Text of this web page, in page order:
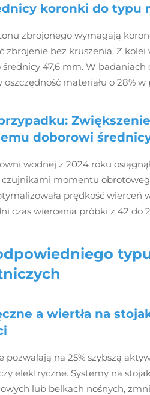
koronki do typu
zbrojonego wymagają
zbrojenie bez kruszenia. Z
średnicy 47,6 mm. W
oszczędność materiału o 28%
doborowi
wodnej z 2024 roku
momentu
prędkość
czas wiercenia próbki z 42
a wiertła na
pozwalają na 25% szybszą
elektryczne. Systemy na
lub belkach nośnych,